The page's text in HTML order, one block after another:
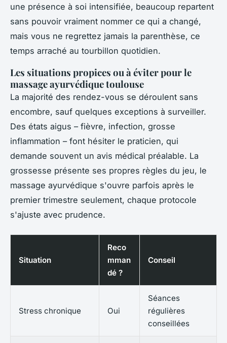
une présence à soi intensifiée, beaucoup repartent
sans pouvoir vraiment nommer ce qui a changé,
mais vous ne regrettez jamais la parenthèse, ce
temps arraché au tourbillon quotidien.
Les situations propices ou à éviter pour le
massage ayurvédique toulouse
La majorité des rendez-vous se déroulent sans
encombre, sauf quelques exceptions à surveiller.
Des états aigus – fièvre, infection, grosse
inflammation – font hésiter le praticien, qui
demande souvent un avis médical préalable. La
grossesse présente ses propres règles du jeu, le
massage ayurvédique s'ouvre parfois après le
premier trimestre seulement, chaque protocole
s'ajuste avec prudence.
Situation
Reco
mman
dé ?
Conseil
Stress chronique Oui
Séances
régulières
conseillées